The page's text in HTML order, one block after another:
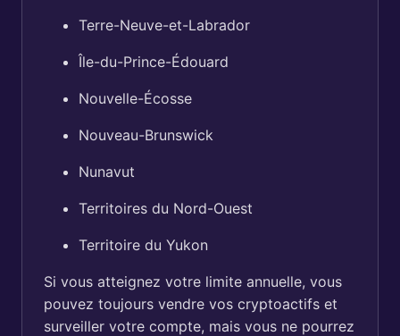
Terre-Neuve-et-Labrador
Île-du-Prince-Édouard
Nouvelle-Écosse
Nouveau-Brunswick
Nunavut
Territoires du Nord-Ouest
Territoire du Yukon
Si vous atteignez votre limite annuelle, vous
pouvez toujours vendre vos cryptoactifs et
surveiller votre compte, mais vous ne pourrez